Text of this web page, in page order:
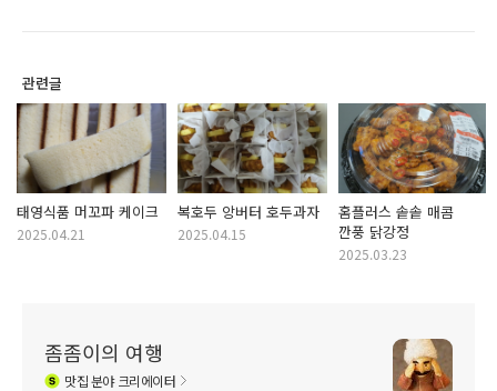
관련글
태영식품 머꼬파 케이크
2025.04.21
복호두 앙버터 호두과자
2025.04.15
홈플러스 솥솥 매콤
깐풍 닭강정
2025.03.23
좀좀이의 여행
맛집분야 크리에이터